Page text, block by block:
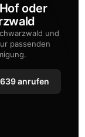
oder
und
passenden
anrufen